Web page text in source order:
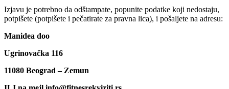
Izjavu je potrebno da odštampate, popunite podatke koji nedostaju,
potpišete (potpišete i pečatirate za pravna lica), i pošaljete na adresu:
Manidea doo
Ugrinovačka 116
11080 Beograd – Zemun